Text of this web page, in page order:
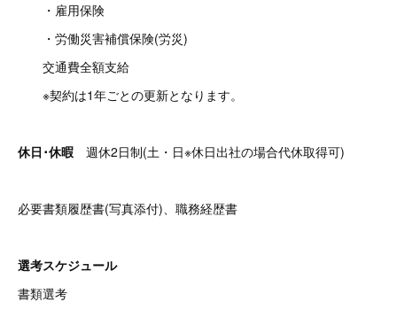
・雇用保険
・労働災害補償保険(労災)
交通費全額支給
※契約は1年ごとの更新となります。
休日･休暇 週休2日制(土・日※休日出社の場合代休取得可)
必要書類履歴書(写真添付)、職務経歴書
選考スケジュール
書類選考